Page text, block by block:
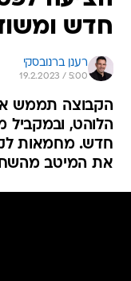
חדש
רענן ברנובסקי
19.2.2023 / 5:00
הקבוצה תממש
הלוהט, ובמקביל
חדש. מחמאות
את המיטב